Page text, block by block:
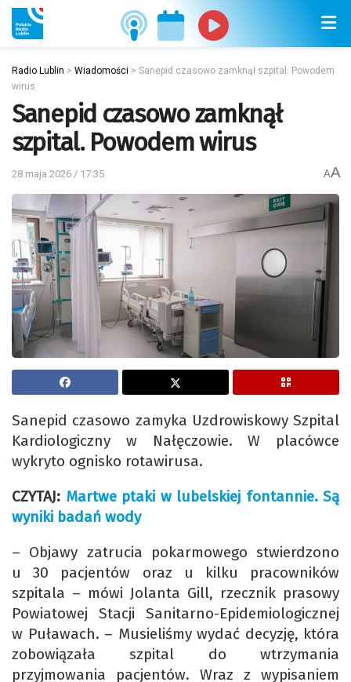
Radio Lublin > Wiadomości > Sanepid czasowo zamknął szpital. Powodem
wirus
Sanepid czasowo zamknął
szpital. Powodem wirus
28 maja 2026 / 17:35 AA
Sanepid czasowo zamyka Uzdrowiskowy Szpital
Kardiologiczny w Nałęczowie. W placówce
wykryto ognisko rotawirusa.
CZYTAJ: Martwe ptaki w lubelskiej fontannie. Są
wyniki badań wody
– Objawy zatrucia pokarmowego stwierdzono
u 30 pacjentów oraz u kilku pracowników
szpitala – mówi Jolanta Gill, rzecznik prasowy
Powiatowej Stacji Sanitarno-Epidemiologicznej
w Puławach. – Musieliśmy wydać decyzję, która
zobowiązała szpital do wtrzymania
przyjmowania pacjentów. Wraz z wypisaniem